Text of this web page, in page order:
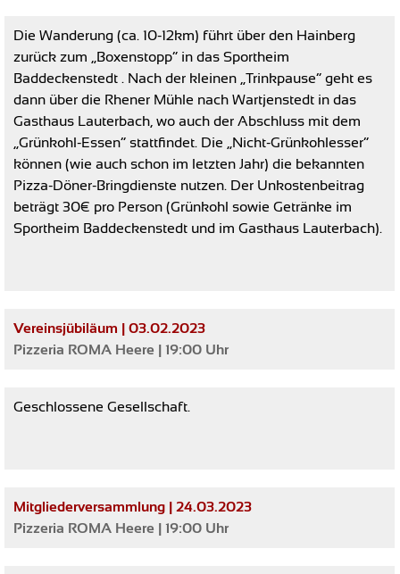
Die Wanderung (ca. 10-12km) führt über den Hainberg
zurück zum „Boxenstopp“ in das Sportheim
Baddeckenstedt . Nach der kleinen „Trinkpause“ geht es
dann über die Rhener Mühle nach Wartjenstedt in das
Gasthaus Lauterbach, wo auch der Abschluss mit dem
„Grünkohl-Essen“ stattfindet. Die „Nicht-Grünkohlesser“
können (wie auch schon im letzten Jahr) die bekannten
Pizza-Döner-Bringdienste nutzen. Der Unkostenbeitrag
beträgt 30€ pro Person (Grünkohl sowie Getränke im
Sportheim Baddeckenstedt und im Gasthaus Lauterbach).
Vereinsjübiläum | 03.02.2023
Pizzeria ROMA Heere | 19:00 Uhr
Geschlossene Gesellschaft.
Mitgliederversammlung | 24.03.2023
Pizzeria ROMA Heere | 19:00 Uhr